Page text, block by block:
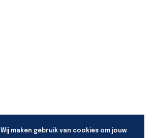
Wij maken gebruik van cookies om jouw